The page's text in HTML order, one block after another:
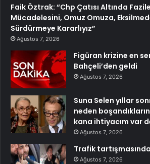
Faik Öztrak: “Chp Çatısı Altında
Mücadelesini, Omuz Omuza,
Sürdürmeye Kararlıyız”
Ağustos 7, 2026
Figüran krizine en
Bahçeli’den geldi
Ağustos 7, 2026
Suna Selen yıllar
neden
kana ihtiyacım var
Ağustos 7, 2026
Trafik
Ağustos 7, 2026